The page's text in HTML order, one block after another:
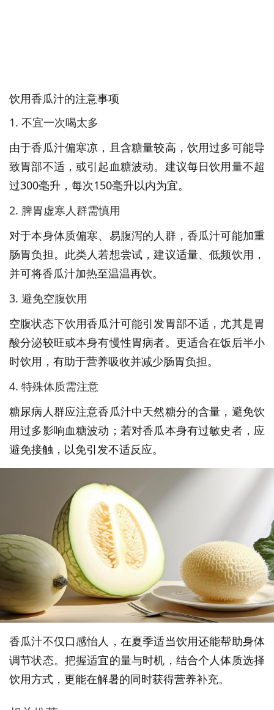
饮用香瓜汁的注意事项
1. 不宜一次喝太多
由于香瓜汁偏寒凉，且含糖量较高，饮用过多可能导
致胃部不适，或引起血糖波动。建议每日饮用量不超
过300毫升，每次150毫升以内为宜。
2. 脾胃虚寒人群需慎用
对于本身体质偏寒、易腹泻的人群，香瓜汁可能加重
肠胃负担。此类人若想尝试，建议适量、低频饮用，
并可将香瓜汁加热至温温再饮。
3. 避免空腹饮用
空腹状态下饮用香瓜汁可能引发胃部不适，尤其是胃
酸分泌较旺或本身有慢性胃病者。更适合在饭后半小
时饮用，有助于营养吸收并减少肠胃负担。
4. 特殊体质需注意
糖尿病人群应注意香瓜汁中天然糖分的含量，避免饮
用过多影响血糖波动；若对香瓜本身有过敏史者，应
避免接触，以免引发不适反应。
香瓜汁不仅口感怡人，在夏季适当饮用还能帮助身体
调节状态。把握适宜的量与时机，结合个人体质选择
饮用方式，更能在解暑的同时获得营养补充。